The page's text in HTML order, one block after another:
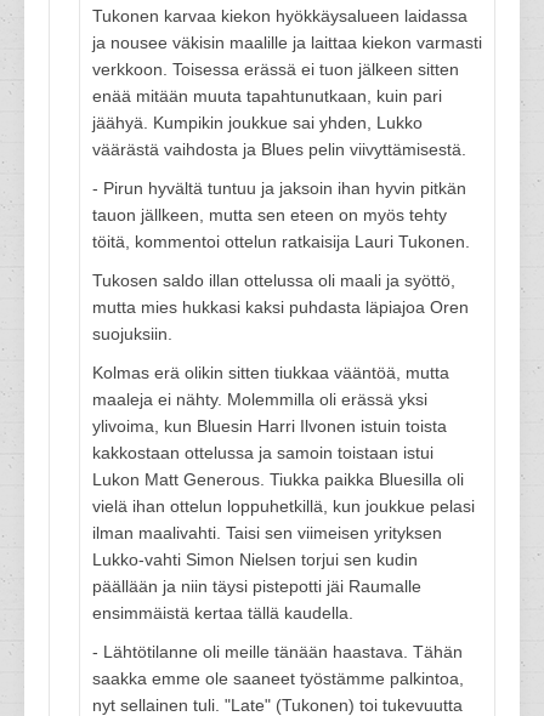
Tukonen karvaa kiekon hyökkäysalueen laidassa
ja nousee väkisin maalille ja laittaa kiekon varmasti
verkkoon. Toisessa erässä ei tuon jälkeen sitten
enää mitään muuta tapahtunutkaan, kuin pari
jäähyä. Kumpikin joukkue sai yhden, Lukko
väärästä vaihdosta ja Blues pelin viivyttämisestä.
- Pirun hyvältä tuntuu ja jaksoin ihan hyvin pitkän
tauon jällkeen, mutta sen eteen on myös tehty
töitä, kommentoi ottelun ratkaisija Lauri Tukonen.
Tukosen saldo illan ottelussa oli maali ja syöttö,
mutta mies hukkasi kaksi puhdasta läpiajoa Oren
suojuksiin.
Kolmas erä olikin sitten tiukkaa vääntöä, mutta
maaleja ei nähty. Molemmilla oli erässä yksi
ylivoima, kun Bluesin Harri Ilvonen istuin toista
kakkostaan ottelussa ja samoin toistaan istui
Lukon Matt Generous. Tiukka paikka Bluesilla oli
vielä ihan ottelun loppuhetkillä, kun joukkue pelasi
ilman maalivahti. Taisi sen viimeisen yrityksen
Lukko-vahti Simon Nielsen torjui sen kudin
päällään ja niin täysi pistepotti jäi Raumalle
ensimmäistä kertaa tällä kaudella.
- Lähtötilanne oli meille tänään haastava. Tähän
saakka emme ole saaneet työstämme palkintoa,
nyt sellainen tuli. "Late" (Tukonen) toi tukevuutta